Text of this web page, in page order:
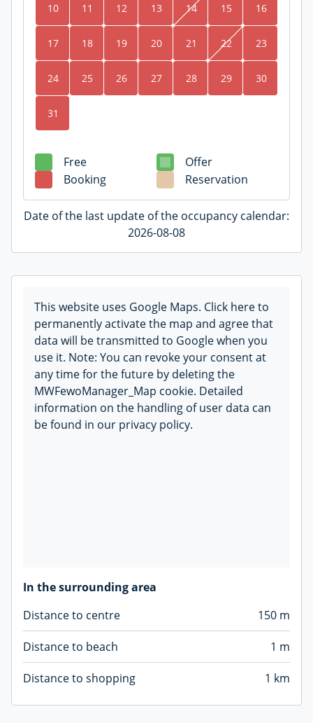
10 11 12 13 14 15 16
17 18 19 20 21 22 23
24 25 26 27 28 29 30
31
Free
Offer
Booking
Reservation
Date of the last update of the occupancy calendar:
2026-08-08
This website uses Google Maps. Click here to
permanently activate the map and agree that
data will be transmitted to Google when you
use it. Note: You can revoke your consent at
any time for the future by deleting the
MWFewoManager_Map cookie. Detailed
information on the handling of user data can
be found in our privacy policy.
In the surrounding area
Distance to centre
150 m
Distance to beach 1 m
Distance to shopping 1 km